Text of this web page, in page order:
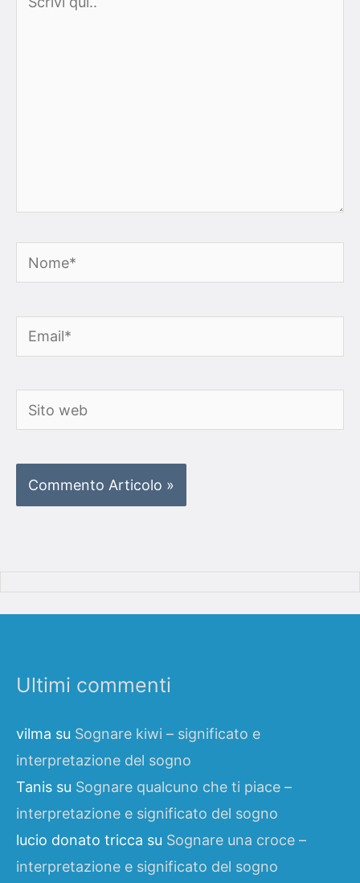
Nome*
Email*
Sito
web
Ultimi commenti
vilma su Sognare kiwi – significato e
interpretazione del sogno
Tanis su Sognare qualcuno che ti piace –
interpretazione e significato del sogno
lucio donato tricca su Sognare una croce –
interpretazione e significato del sogno